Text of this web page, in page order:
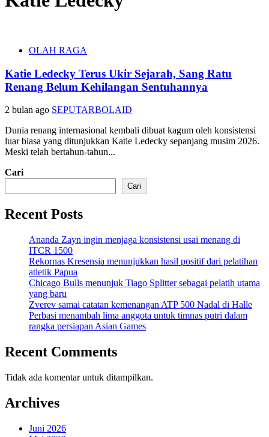
OLAH RAGA
Katie Ledecky Terus Ukir Sejarah, Sang Ratu
Renang Belum Kehilangan Sentuhannya
2 bulan ago SEPUTARBOLAID
Dunia renang internasional kembali dibuat kagum oleh konsistensi
luar biasa yang ditunjukkan Katie Ledecky sepanjang musim 2026.
Meski telah bertahun-tahun...
Cari
Cari
Recent Posts
Ananda Zayn ingin menjaga konsistensi usai menang di
ITCR 1500
Rekornas Kresensia menunjukkan hasil positif dari pelatihan
atletik Papua
Chicago Bulls menunjuk Tiago Splitter sebagai pelatih utama
yang baru
Zverev samai catatan kemenangan ATP 500 Nadal di Halle
Perbasi menambah lima anggota untuk timnas putri dalam
rangka persiapan Asian Games
Recent Comments
Tidak ada komentar untuk ditampilkan.
Archives
Juni 2026